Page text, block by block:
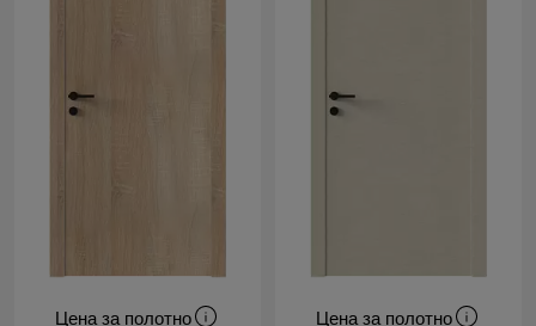
Цена за полотно Цена за полотно